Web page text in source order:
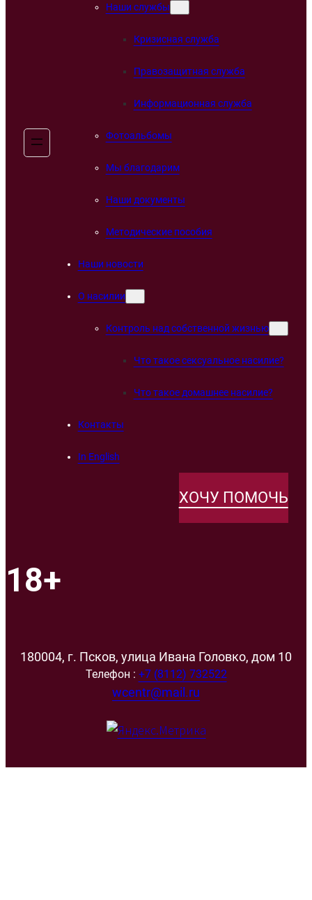
Наши службы
Кризисная служба
Правозащитная служба
Информационная служба
Фотоальбомы
Мы благодарим
Наши документы
Методические пособия
Наши новости
О насилии
Контроль над собственной жизнью
Что такое сексуальное насилие?
Что такое домашнее насилие?
Контакты
In English
ХОЧУ ПОМОЧЬ
18+
180004, г. Псков, улица Ивана Головко, дом 10
Телефон : +7 (8112) 732522
wcentr@mail.ru